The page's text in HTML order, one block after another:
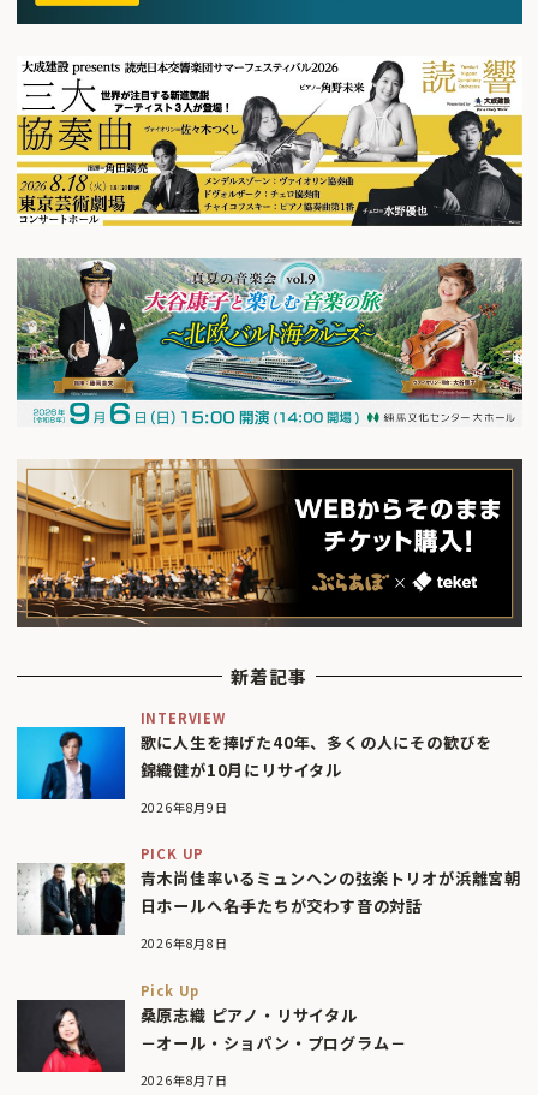
新着記事
INTERVIEW
歌に人生を捧げた40年、多くの人にその歓びを
錦織健が10月にリサイタル
2026年8月9日
PICK UP
青木尚佳率いるミュンヘンの弦楽トリオが浜離宮朝
日ホールへ――名手たちが交わす音の対話
2026年8月8日
Pick Up
桑原志織 ピアノ・リサイタル
－オール・ショパン・プログラム－
2026年8月7日